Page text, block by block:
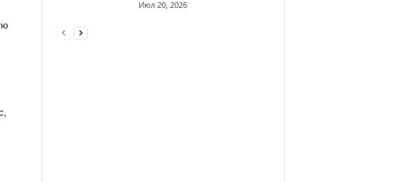
Июл 20, 2026